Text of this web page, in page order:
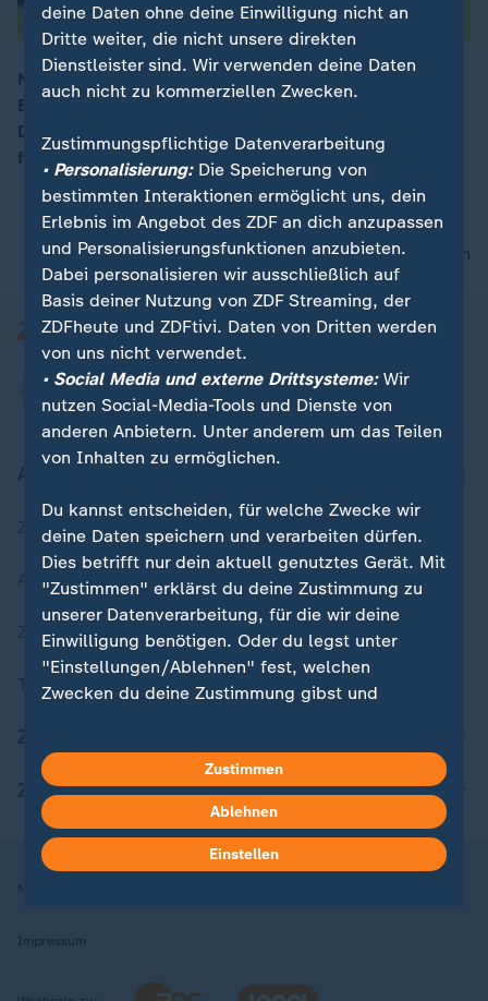
Nach Beratungen der Verkehrsminister steht fest: 63
Euro im Monat soll das Abonnement des
Deutschlandtickets ab Januar kosten, um Mehrkosten
für die Verkehrsbetriebe auszugleichen.
nach oben
Zuletzt veröffentlicht
Aktuelle Sendungs-Videos
ZDFheute Stories
Themen im Überblick
ZDFheute Apps
Nutzungsbedingungen
Impressum
deine Daten ohne deine Einwilligung nicht an
Dritte weiter, die nicht unsere direkten
Dienstleister sind. Wir verwenden deine Daten
auch nicht zu kommerziellen Zwecken.
Zustimmungspflichtige Datenverarbeitung
• Personalisierung:Die Speicherung von
bestimmten Interaktionen ermöglicht uns, dein
Erlebnis im Angebot des ZDF an dich anzupassen
und Personalisierungsfunktionen anzubieten.
Dabei personalisieren wir ausschließlich auf
Basis deiner Nutzung von ZDF Streaming, der
ZDFheute und ZDFtivi. Daten von Dritten werden
von uns nicht verwendet.
• Social Media und externe Drittsysteme:Wir
nutzen Social-Media-Tools und Dienste von
anderen Anbietern. Unter anderem um das Teilen
von Inhalten zu ermöglichen.
Du kannst entscheiden, für welche Zwecke wir
deine Daten speichern und verarbeiten dürfen.
Dies betrifft nur dein aktuell genutztes Gerät. Mit
"Zustimmen" erklärst du deine Zustimmung zu
unserer Datenverarbeitung, für die wir deine
Einwilligung benötigen. Oder du legst unter
"Einstellungen/Ablehnen" fest, welchen
Zwecken du deine Zustimmung gibst und
in deinen Einstellungen widerrufen oder ändern.
Hier findest du das Impressum.
Weitere Informationen findest du in unserer
Datenschutzerklärung.
Zustimmen
Ablehnen
Einstellen